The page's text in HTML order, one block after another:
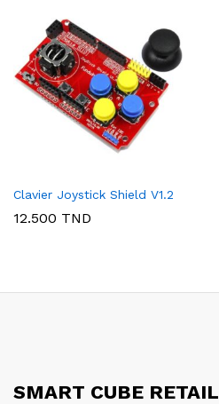
Clavier Joystick Shield V1.2
12.500 TND
SMART CUBE RETAIL